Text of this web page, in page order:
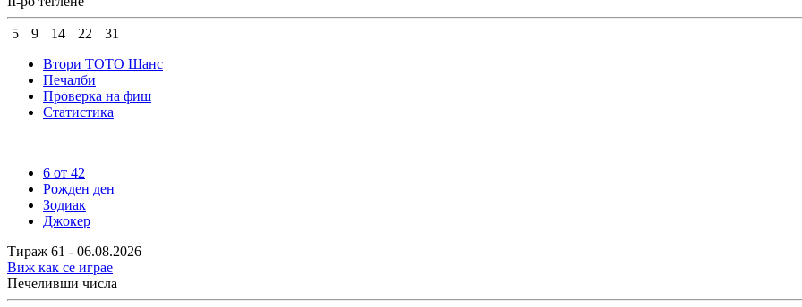
5 9 14 22
31
Втори ТОТО Шанс
Печалби
Проверка на фиш
Статистика
6 от 42
Рожден ден
Зодиак
Джокер
Тираж 61 - 06.08.2026
Виж как се играе
Печеливши числа